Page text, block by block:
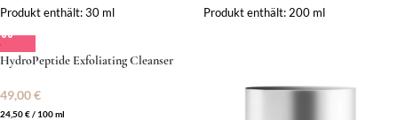
Produkt enthält: 30 ml
Produkt enthält: 200 ml
HydroPeptide Exfoliating Cleanser
49,00€
24,50€/ 100ml